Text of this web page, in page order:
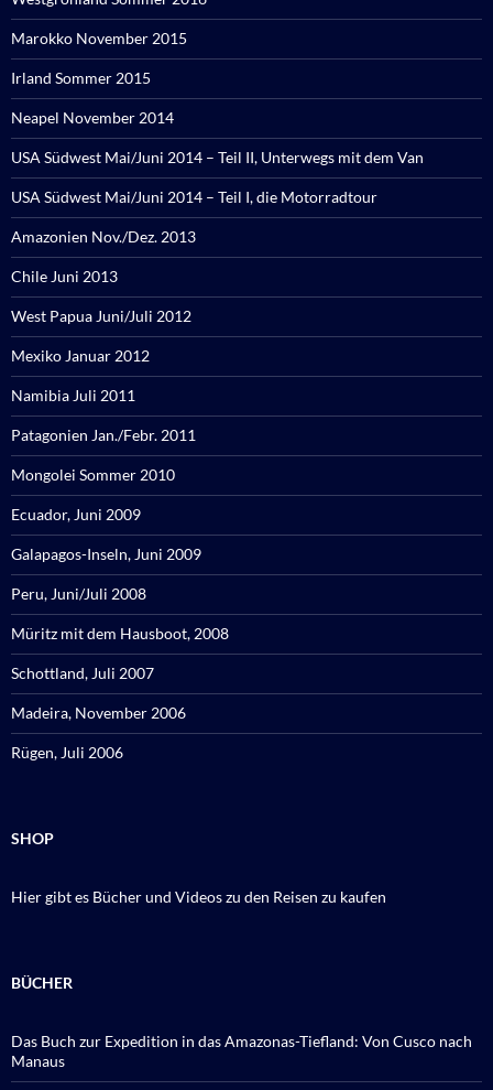
Marokko November 2015
Irland Sommer 2015
Neapel November 2014
USA Südwest Mai/Juni 2014 – Teil II, Unterwegs mit dem Van
USA Südwest Mai/Juni 2014 – Teil I, die Motorradtour
Amazonien Nov./Dez. 2013
Chile Juni 2013
West Papua Juni/Juli 2012
Mexiko Januar 2012
Namibia Juli 2011
Patagonien Jan./Febr. 2011
Mongolei Sommer 2010
Ecuador, Juni 2009
Galapagos-Inseln, Juni 2009
Peru, Juni/Juli 2008
Müritz mit dem Hausboot, 2008
Schottland, Juli 2007
Madeira, November 2006
Rügen, Juli 2006
SHOP
Hier gibt es Bücher und Videos zu den Reisen zu kaufen
BÜCHER
Das Buch zur Expedition in das Amazonas-Tiefland: Von Cusco nach
Manaus